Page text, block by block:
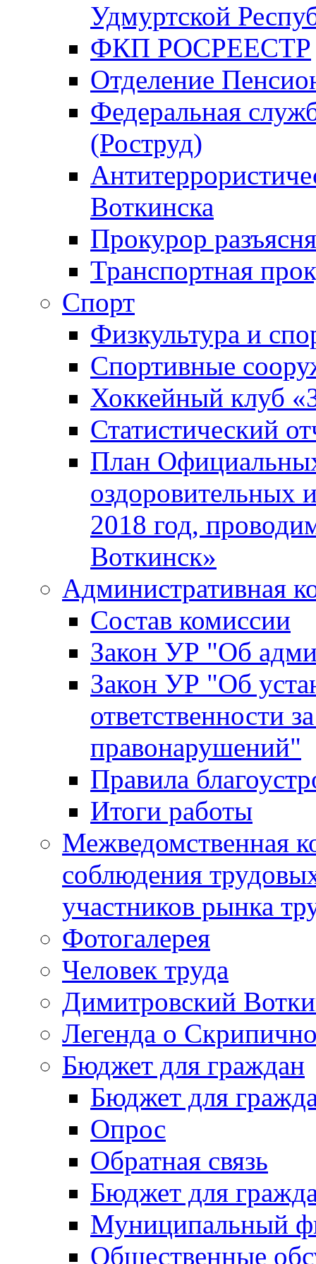
Удмуртской
ФКП РОСРЕЕСТР
Отделение
Федеральная
(Роструд)
Воткинска
Прокурор
Транспортная
Спорт
Физкультура и
Спортивные
Хоккейный клуб
Статистический
План
оздоровительных
2018 год,
Воткинск»
Административная
Состав комиссии
Закон УР "Об
Закон УР "Об
ответственности
правонарушений"
Правила
Итоги работы
Межведомственная
соблюдения
участников рынка
Фотогалерея
Человек труда
Димитровский
Легенда о
Бюджет для граждан
Бюджет для
Опрос
Обратная связь
Бюджет для
Муниципальный
Общественные